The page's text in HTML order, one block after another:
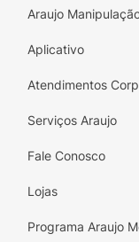
(Tamanho
Qualidade
confiança e
Embalagem
segura com
Marca:
Araujo
Aplicativo
Atendimentos
Serviços Araujo
Fale Conosco
Lojas
Programa Araujo